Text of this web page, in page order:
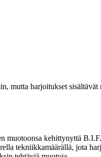
mutta harjoitukset sisältävät
muotoonsa kehittynyttä
tekniikkamäärällä, jota